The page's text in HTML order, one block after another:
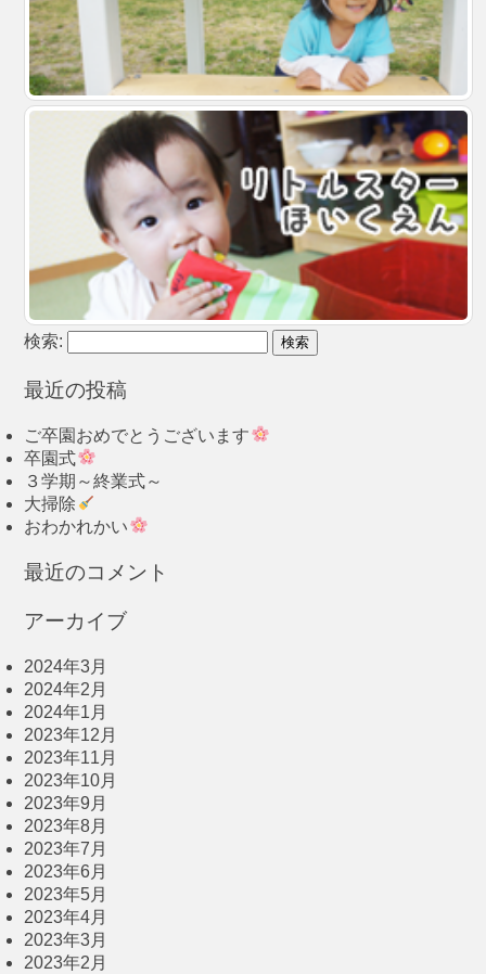
検索:
最近の投稿
ご卒園おめでとうございます
卒園式
３学期～終業式～
大掃除
おわかれかい
最近のコメント
アーカイブ
2024年3月
2024年2月
2024年1月
2023年12月
2023年11月
2023年10月
2023年9月
2023年8月
2023年7月
2023年6月
2023年5月
2023年4月
2023年3月
2023年2月